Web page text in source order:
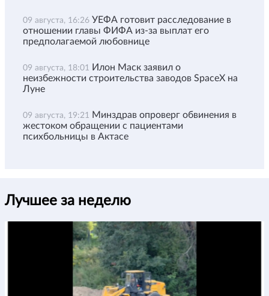
09 августа, 16:26 УЕФА готовит расследование в
отношении главы ФИФА из-за выплат его
предполагаемой любовнице
09 августа, 18:01 Илон Маск заявил о
неизбежности строительства заводов SpaceX на
Луне
09 августа, 19:21 Минздрав опроверг обвинения в
жестоком обращении с пациентами
психбольницы в Актасе
Лучшее за неделю